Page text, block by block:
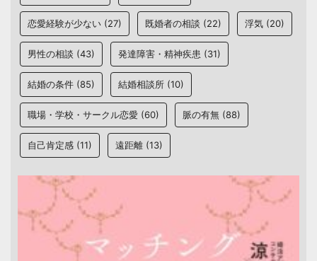
恋愛経験が少ない (27) 既婚者の相談 (22) 浮気 (20)
男性の相談 (43) 発達障害・精神疾患 (31)
結婚の条件 (85) 結婚相談所 (10)
職場・学校・サークル恋愛 (60) 脈の有無 (88)
自己肯定感 (11) 遠距離 (13)